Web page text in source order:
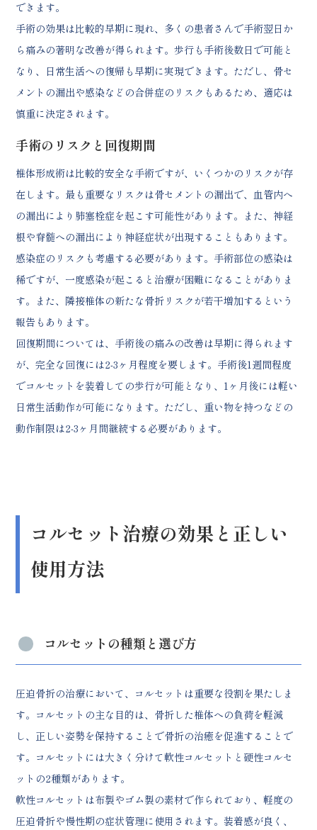
できます。
手術の効果は比較的早期に現れ、多くの患者さんで手術翌日か
ら痛みの著明な改善が得られます。歩行も手術後数日で可能と
なり、日常生活への復帰も早期に実現できます。ただし、骨セ
メントの漏出や感染などの合併症のリスクもあるため、適応は
慎重に決定されます。
手術のリスクと回復期間
椎体形成術は比較的安全な手術ですが、いくつかのリスクが存
在します。最も重要なリスクは骨セメントの漏出で、血管内へ
の漏出により肺塞栓症を起こす可能性があります。また、神経
根や脊髄への漏出により神経症状が出現することもあります。
感染症のリスクも考慮する必要があります。手術部位の感染は
稀ですが、一度感染が起こると治療が困難になることがありま
す。また、隣接椎体の新たな骨折リスクが若干増加するという
報告もあります。
回復期間については、手術後の痛みの改善は早期に得られます
が、完全な回復には2-3ヶ月程度を要します。手術後1週間程度
でコルセットを装着しての歩行が可能となり、1ヶ月後には軽い
日常生活動作が可能になります。ただし、重い物を持つなどの
動作制限は2-3ヶ月間継続する必要があります。
コルセット治療の効果と正しい
使用方法
コルセットの種類と選び方
圧迫骨折の治療において、コルセットは重要な役割を果たしま
す。コルセットの主な目的は、骨折した椎体への負荷を軽減
し、正しい姿勢を保持することで骨折の治癒を促進することで
す。コルセットには大きく分けて軟性コルセットと硬性コルセ
ットの2種類があります。
軟性コルセットは布製やゴム製の素材で作られており、軽度の
圧迫骨折や慢性期の症状管理に使用されます。装着感が良く、